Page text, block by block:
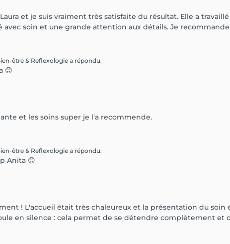
et je suis vraiment très satisfaite du résultat. Elle a
avec soin et une grande attention aux détails. Je
être & Reflexologie a répondu:
😊
et les soins super je l'a recommende.
être & Reflexologie a répondu:
Anita 😊
! L'accueil était très chaleureux et la présentation du
en silence : cela permet de se détendre complètement